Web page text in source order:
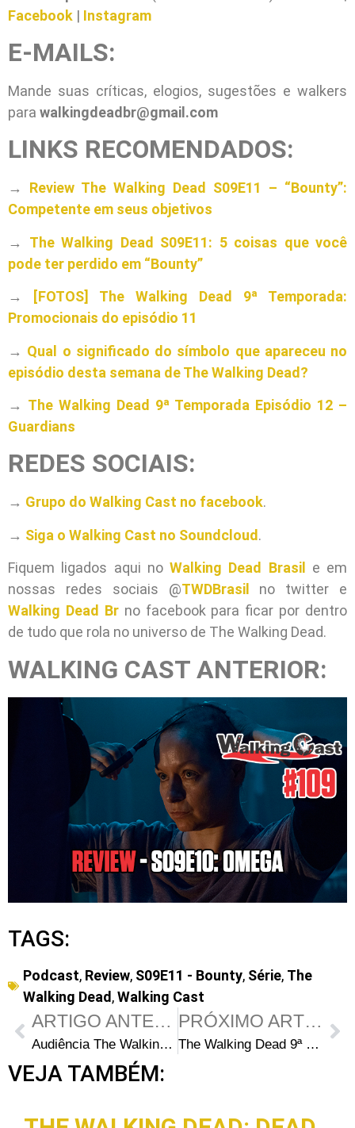
Facebook | Instagram
E-MAILS:
Mande suas críticas, elogios, sugestões e walkers
para walkingdeadbr@gmail.com
LINKS RECOMENDADOS:
→ Review The Walking Dead S09E11 – “Bounty”:
Competente em seus objetivos
→ The Walking Dead S09E11: 5 coisas que você
pode ter perdido em “Bounty”
→
[FOTOS] The Walking Dead 9ª Temporada:
Promocionais do episódio 11
→ Qual o significado do símbolo que apareceu no
episódio desta semana de The Walking Dead?
→ The Walking Dead 9ª Temporada Episódio 12 –
Guardians
REDES SOCIAIS:
→ Grupo do Walking Cast no facebook.
→ Siga o Walking Cast no Soundcloud.
Fiquem ligados aqui no Walking Dead Brasil
e em
nossas redes sociais @TWDBrasil
no twitter e
Walking Dead Brno facebook para ficar por dentro
de tudo que rola no universo de The Walking Dead.
WALKING CAST ANTERIOR:
TAGS:
Podcast, Review, S09E11 - Bounty, Série, The
Walking Dead,Walking Cast
ARTIGO ANTERIOR
Audiência The Walking Dead S09E11: Bounty – Sofrível
PRÓXIMO ARTIGO
The Walking Dead 9ª Temporada – Comentários do episódio 12: “Guardians” (COM SPOILERS)
VEJA TAMBÉM: